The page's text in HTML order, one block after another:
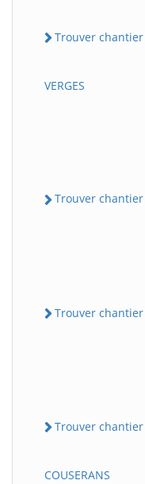
Trouver chantier
VERGES
Trouver chantier
Trouver chantier
Trouver chantier
COUSERANS